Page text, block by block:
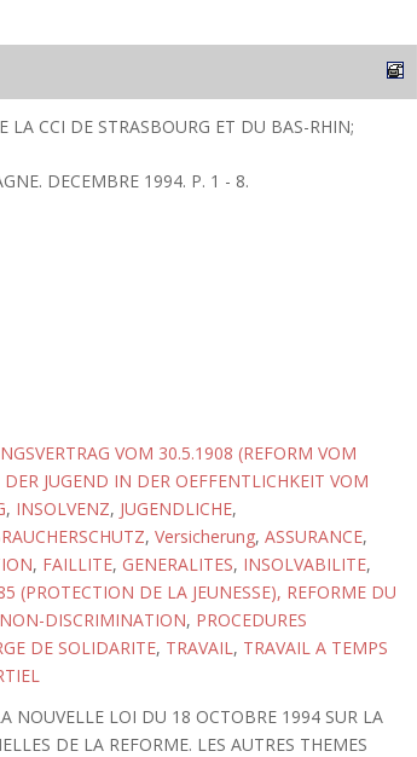
CCI DE STRASBOURG ET DU BAS-RHIN;
DECEMBRE 1994. P. 1 - 8.
VOM 30.5.1908 (REFORM VOM
JUGEND IN DER OEFFENTLICHKEIT VOM
, INSOLVENZ, JUGENDLICHE,
, Versicherung, ASSURANCE,
, FAILLITE, GENERALITES, INSOLVABILITE,
(PROTECTION DE LA JEUNESSE), REFORME DU
DISCRIMINATION, PROCEDURES
DE SOLIDARITE, TRAVAIL, TRAVAIL A TEMPS
NOUVELLE LOI DU 18 OCTOBRE 1994 SUR LA
DE LA REFORME. LES AUTRES THEMES